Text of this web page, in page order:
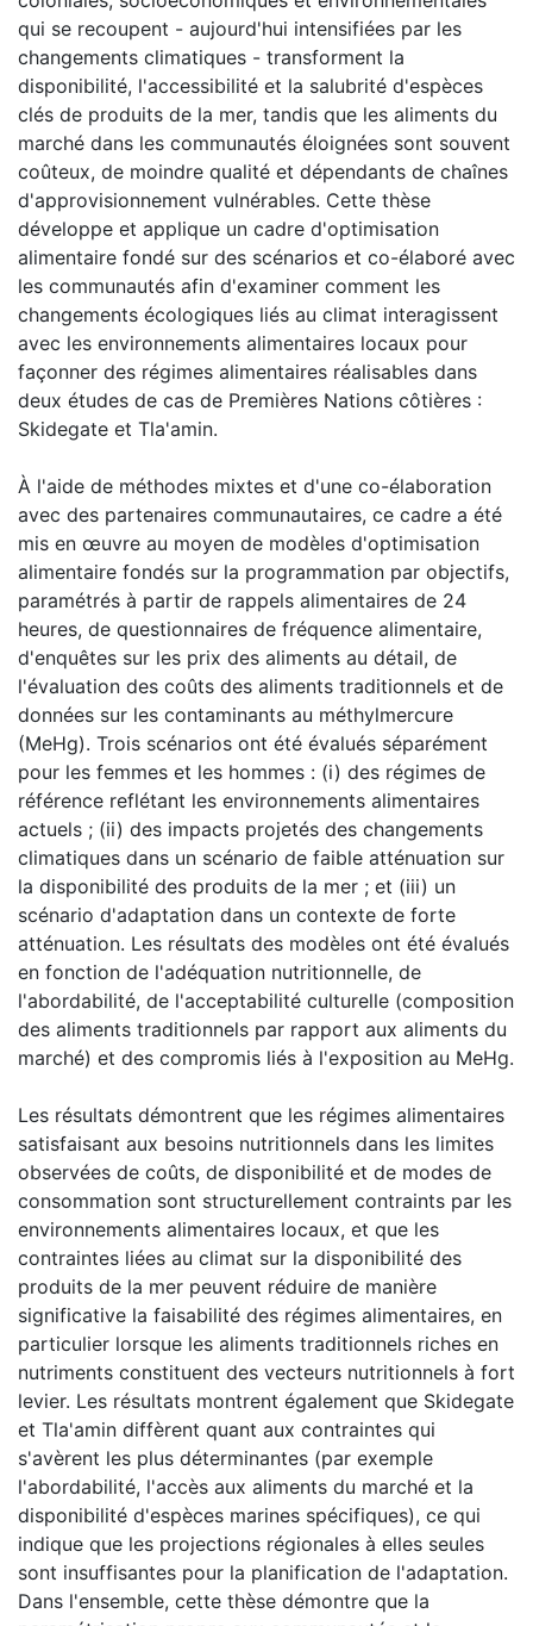
qui se recoupent - aujourd'hui intensifiées par les
changements climatiques - transforment la
disponibilité, l'accessibilité et la salubrité d'espèces
clés de produits de la mer, tandis que les aliments du
marché dans les communautés éloignées sont souvent
coûteux, de moindre qualité et dépendants de chaînes
d'approvisionnement vulnérables. Cette thèse
développe et applique un cadre d'optimisation
alimentaire fondé sur des scénarios et co-élaboré avec
les communautés afin d'examiner comment les
changements écologiques liés au climat interagissent
avec les environnements alimentaires locaux pour
façonner des régimes alimentaires réalisables dans
deux études de cas de Premières Nations côtières :
Skidegate et Tla'amin.
À l'aide de méthodes mixtes et d'une co-élaboration
avec des partenaires communautaires, ce cadre a été
mis en œuvre au moyen de modèles d'optimisation
alimentaire fondés sur la programmation par objectifs,
paramétrés à partir de rappels alimentaires de 24
heures, de questionnaires de fréquence alimentaire,
d'enquêtes sur les prix des aliments au détail, de
l'évaluation des coûts des aliments traditionnels et de
données sur les contaminants au méthylmercure
(MeHg). Trois scénarios ont été évalués séparément
pour les femmes et les hommes : (i) des régimes de
référence reflétant les environnements alimentaires
actuels ; (ii) des impacts projetés des changements
climatiques dans un scénario de faible atténuation sur
la disponibilité des produits de la mer ; et (iii) un
scénario d'adaptation dans un contexte de forte
atténuation. Les résultats des modèles ont été évalués
en fonction de l'adéquation nutritionnelle, de
l'abordabilité, de l'acceptabilité culturelle (composition
des aliments traditionnels par rapport aux aliments du
marché) et des compromis liés à l'exposition au MeHg.
Les résultats démontrent que les régimes alimentaires
satisfaisant aux besoins nutritionnels dans les limites
observées de coûts, de disponibilité et de modes de
consommation sont structurellement contraints par les
environnements alimentaires locaux, et que les
contraintes liées au climat sur la disponibilité des
produits de la mer peuvent réduire de manière
significative la faisabilité des régimes alimentaires, en
particulier lorsque les aliments traditionnels riches en
nutriments constituent des vecteurs nutritionnels à fort
levier. Les résultats montrent également que Skidegate
et Tla'amin diffèrent quant aux contraintes qui
s'avèrent les plus déterminantes (par exemple
l'abordabilité, l'accès aux aliments du marché et la
disponibilité d'espèces marines spécifiques), ce qui
indique que les projections régionales à elles seules
sont insuffisantes pour la planification de l'adaptation.
Dans l'ensemble, cette thèse démontre que la